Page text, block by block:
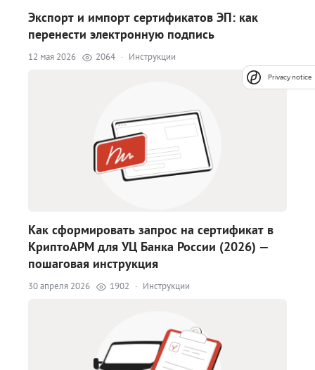
Экспорт и импорт сертификатов ЭП: как
перенести электронную подпись
12 мая 2026 2064 · Инструкции
Как сформировать запрос на сертификат в
КриптоАРМ для УЦ Банка России (2026) —
пошаговая инструкция
30 апреля 2026 1902 · Инструкции
Privacy notice